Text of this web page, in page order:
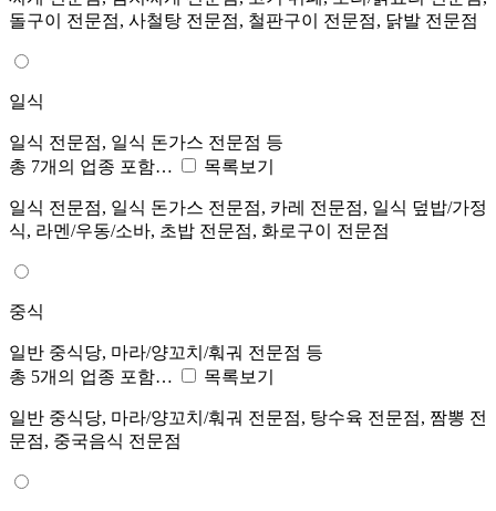
돌구이 전문점, 사철탕 전문점, 철판구이 전문점, 닭발 전문점
일식
일식 전문점, 일식 돈가스 전문점 등
총 7개의 업종 포함…
목록보기
일식 전문점, 일식 돈가스 전문점, 카레 전문점, 일식 덮밥/가정
식, 라멘/우동/소바, 초밥 전문점, 화로구이 전문점
중식
일반 중식당, 마라/양꼬치/훠궈 전문점 등
총 5개의 업종 포함…
목록보기
일반 중식당, 마라/양꼬치/훠궈 전문점, 탕수육 전문점, 짬뽕 전
문점, 중국음식 전문점